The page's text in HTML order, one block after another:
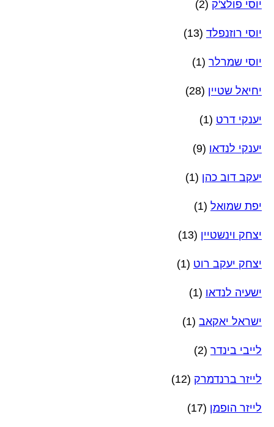
יוסי פולצ'ק (2)
יוסי רוזנפלד (13)
יוסי שמרלר (1)
יחיאל שטיין (28)
יענקי דרט (1)
יענקי לנדאו (9)
יעקב דוב כהן (1)
יפת שמואל (1)
יצחק וינשטיין (13)
יצחק יעקב רוט (1)
ישעיה לנדאו (1)
ישראל יאקאב (1)
לייבי בינדר (2)
לייזר ברנדמרק (12)
לייזר הופמן (17)